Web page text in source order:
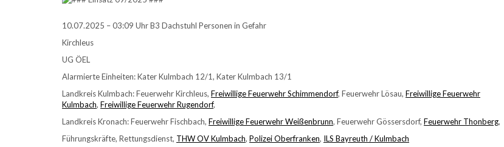
10.07.2025 – 03:09 Uhr B3 Dachstuhl Personen in Gefahr
Kirchleus
UG ÖEL
Alarmierte Einheiten: Kater Kulmbach 12/1, Kater Kulmbach 13/1
Landkreis Kulmbach: Feuerwehr Kirchleus, Freiwillige Feuerwehr Schimmendorf, Feuerwehr Lösau, Freiwillige Feuerwehr
Kulmbach, Freiwillige Feuerwehr Rugendorf,
Landkreis Kronach: Feuerwehr Fischbach, Freiwillige Feuerwehr Weißenbrunn, Feuerwehr Gössersdorf, Feuerwehr Thonberg,
Führungskräfte, Rettungsdienst, THW OV Kulmbach, Polizei Oberfranken, ILS Bayreuth / Kulmbach